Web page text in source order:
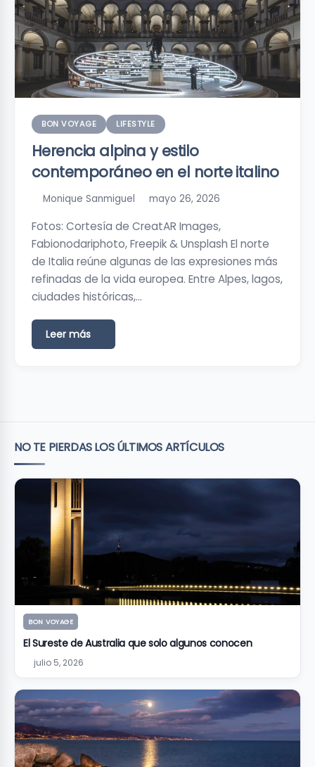
BON VOYAGE LIFESTYLE
Herencia alpina y estilo
contemporáneo en el norte italino
Monique Sanmiguel mayo 26, 2026
Fotos: Cortesía de CreatAR Images,
Fabionodariphoto, Freepik & Unsplash El norte
de Italia reúne algunas de las expresiones más
refinadas de la vida europea. Entre Alpes, lagos,
ciudades históricas,…
Leer más
NO TE PIERDAS LOS ÚLTIMOS ARTÍCULOS
BON VOYAGE
El Sureste de Australia que solo algunos conocen
julio 5, 2026